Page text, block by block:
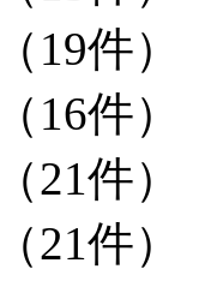
（19件）
（16件）
（21件）
（21件）